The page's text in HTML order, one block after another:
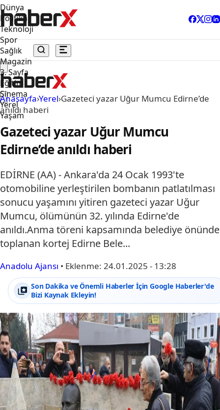
Dünya
Politika
Teknoloji
Spor
Sağlık
Magazin
3. Sayfa
Eğitim
Sinema
Yerel
Yaşam
Anasayfa›Yerel›Gazeteci yazar Uğur Mumcu Edirne’de
anıldı haberi
Gazeteci yazar Uğur Mumcu
Edirne’de anıldı haberi
EDİRNE (AA) - Ankara'da 24 Ocak 1993'te
otomobiline yerleştirilen bombanın patlatılması
sonucu yaşamını yitiren gazeteci yazar Uğur
Mumcu, ölümünün 32. yılında Edirne'de
anıldı.Anma töreni kapsamında belediye önünde
toplanan kortej Edirne Bele...
Anadolu Ajansı • Eklenme: 24.01.2025 - 13:28
Son Dakika ve Önemli Haberler İçin Google Haberler'de
Bizi Kaynak Ekleyin!